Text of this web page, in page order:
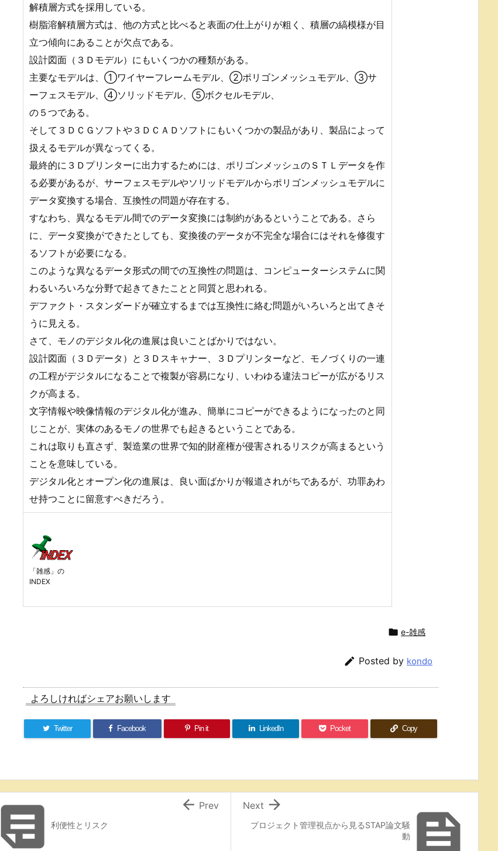
解積層方式を採用している。
樹脂溶解積層方式は、他の方式と比べると表面の仕上がりが粗く、積層の縞模様が目
立つ傾向にあることが欠点である。
設計図面（３Ｄモデル）にもいくつかの種類がある。
主要なモデルは、①ワイヤーフレームモデル、②ポリゴンメッシュモデル、③サ
ーフェスモデル、④ソリッドモデル、⑤ボクセルモデル、
の５つである。
そして３ＤＣＧソフトや３ＤＣＡＤソフトにもいくつかの製品があり、製品によって
扱えるモデルが異なってくる。
最終的に３Ｄプリンターに出力するためには、ポリゴンメッシュのＳＴＬデータを作
る必要があるが、サーフェスモデルやソリッドモデルからポリゴンメッシュモデルに
データ変換する場合、互換性の問題が存在する。
すなわち、異なるモデル間でのデータ変換には制約があるということである。さら
に、データ変換ができたとしても、変換後のデータが不完全な場合にはそれを修復す
るソフトが必要になる。
このような異なるデータ形式の間での互換性の問題は、コンピューターシステムに関
わるいろいろな分野で起きてきたことと同質と思われる。
デファクト・スタンダードが確立するまでは互換性に絡む問題がいろいろと出てきそ
うに見える。
さて、モノのデジタル化の進展は良いことばかりではない。
設計図面（３Ｄデータ）と３Ｄスキャナー、３Ｄプリンターなど、モノづくりの一連
の工程がデジタルになることで複製が容易になり、いわゆる違法コピーが広がるリス
クが高まる。
文字情報や映像情報のデジタル化が進み、簡単にコピーができるようになったのと同
じことが、実体のあるモノの世界でも起きるということである。
これは取りも直さず、製造業の世界で知的財産権が侵害されるリスクが高まるという
ことを意味している。
デジタル化とオープン化の進展は、良い面ばかりが報道されがちであるが、功罪あわ
せ持つことに留意すべきだろう。
「雑感」の
INDEX
 e-雑感
 Posted by kondo
よろしければシェアお願いします
Twitter Facebook Pin it LinkedIn Pocket Copy

プロジェクト管理視点から見るSTAP論文騒
動

Next
利便性とリスク
 Prev